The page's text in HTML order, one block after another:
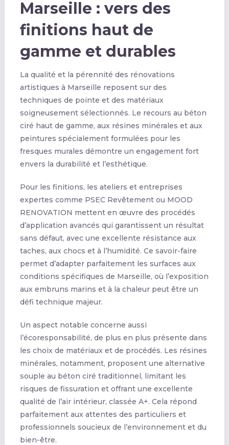
Marseille : vers des
finitions haut de
gamme et durables
La qualité et la pérennité des rénovations
artistiques à Marseille reposent sur des
techniques de pointe et des matériaux
soigneusement sélectionnés. Le recours au béton
ciré haut de gamme, aux résines minérales et aux
peintures spécialement formulées pour les
fresques murales démontre un engagement fort
envers la durabilité et l’esthétique.
Pour les finitions, les ateliers et entreprises
expertes comme PSEC Revêtement ou MOOD
RENOVATION mettent en œuvre des procédés
d’application avancés qui garantissent un résultat
sans défaut, avec une excellente résistance aux
taches, aux chocs et à l’humidité. Ce savoir-faire
permet d’adapter parfaitement les surfaces aux
conditions spécifiques de Marseille, où l’exposition
aux embruns marins et à la chaleur peut être un
défi technique majeur.
Un aspect notable concerne aussi
l’écoresponsabilité, de plus en plus présente dans
les choix de matériaux et de procédés. Les résines
minérales, notamment, proposent une alternative
souple au béton ciré traditionnel, limitant les
risques de fissuration et offrant une excellente
qualité de l’air intérieur, classée A+. Cela répond
parfaitement aux attentes des particuliers et
professionnels soucieux de l’environnement et du
bien-être.